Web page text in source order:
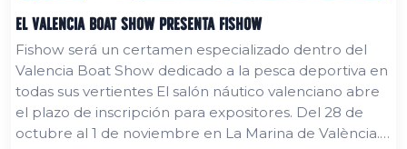
El Valencia Boat Show presenta FISHOW
Fishow será un certamen especializado dentro del
Valencia Boat Show dedicado a la pesca deportiva en
todas sus vertientes El salón náutico valenciano abre
el plazo de inscripción para expositores. Del 28 de
octubre al 1 de noviembre en La Marina de València.